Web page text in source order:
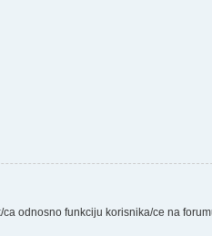
odnosno funkciju korisnika/ce na